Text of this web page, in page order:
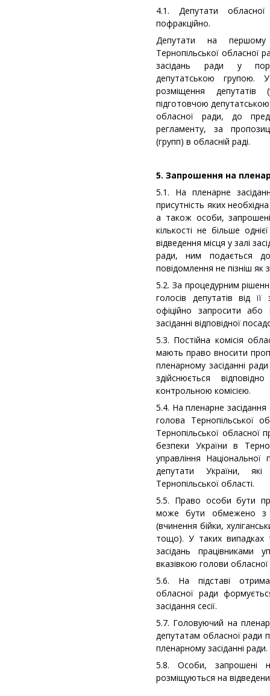
4.1. Депутати
пофракційно.
Депутати на першому
Тернопільської обласної
засідань ради у
депутатською групою.
розміщення
підготовчою
обласної ради, до
регламенту, за
(групп) в обласній раді.
5. Запрошення на
5.1. На пленарне
присутність яких
а також особи, запрошені
кількості не більше
відведення місця у залі
ради, ним подається
повідомлення не пізніш як
5.2. За процедурним
голосів депутатів від
офіційно запросити або
засіданні відповідної
5.3. Постійна комісія
мають право вносити
пленарному засіданні
здійснюється
контрольною комісією.
5.4. На пленарне
голова Тернопільської
Тернопільської обласної
безпеки України в
управління Національної
депутати України,
Тернопільської області.
5.5. Право особи бути
може бути обмежено з
(вчинення бійки,
тощо). У таких випадках
засідань працівниками
вказівкою голови
5.6. На підставі
обласної ради
засідання сесії.
5.7. Головуючий на
депутатам обласної ради
пленарному засіданні ради.
5.8. Особи, запрошені
розміщуються на